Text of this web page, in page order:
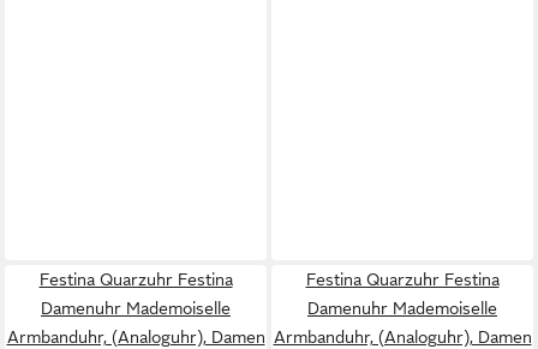
Festina Quarzuhr Festina
Damenuhr Mademoiselle
Armbanduhr, (Analoguhr), Damen
Festina Quarzuhr Festina
Damenuhr Mademoiselle
Armbanduhr, (Analoguhr), Damen